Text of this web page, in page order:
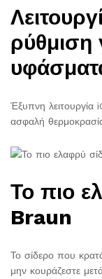
ρύθμιση
Έξυπνη λειτουργία
ασφαλή
Το πιο
Braun
Το σίδερο που
μην κουράζεστε